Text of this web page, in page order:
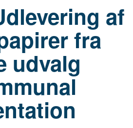
af
fra
udvalg